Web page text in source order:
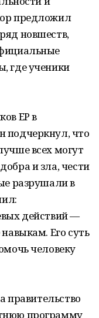
предложил
новшеств,
где ученики
ЕР в
подчеркнул, что
всех могут
и зла, чести
разрушали в
действий —
Его суть
человеку
правительство
программу